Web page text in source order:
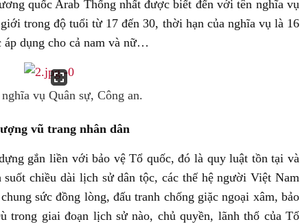
quốc Arab Thống nhất được biết đến với tên nghĩa vụ
trong độ tuổi từ 17 đến 30, thời hạn của nghĩa vụ là 16
áp dụng cho cả nam và nữ…
vụ Quân sự, Công an.
vũ trang nhân dân
gắn liền với bảo vệ Tổ quốc, đó là quy luật tồn tại và
chiều dài lịch sử dân tộc, các thế hệ người Việt Nam
sức đồng lòng, đấu tranh chống giặc ngoại xâm, bảo
trong giai đoạn lịch sử nào, chủ quyền, lãnh thổ của Tổ